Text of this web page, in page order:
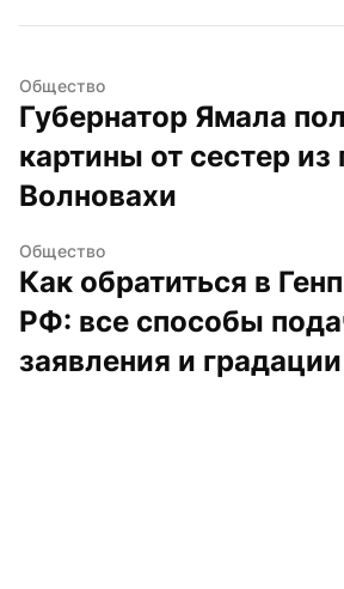
Общество
Губернатор Ямала
картины от сестер
Волновахи
Общество
Как обратиться в
РФ: все способы
заявления и